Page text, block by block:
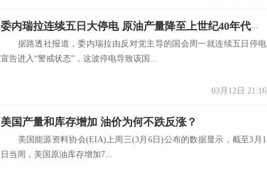
委内瑞拉连续五日大停电 原油产量降至上世纪40年代以来最低！
据路透社报道，委内瑞拉由反对党主导的国会周一就连续五日停电
宣告进入“警戒状态”，这波停电导致该国...
03月12日 21:16
美国产量和库存增加 油价为何不跌反涨？
美国能源资料协会(EIA)上周三(3月6日)公布的数据显示，截至3月1
日当周，美国原油库存增加7...